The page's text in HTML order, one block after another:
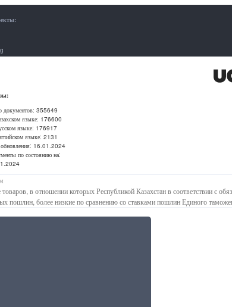
документов: 355649
языке: 176600
языке: 176917
языке: 2131
16.01.2024
по состоянию на:
в отношении которых Республикой Казахстан в соответствии с
пошлин, более низкие по сравнению со ставками пошлин Единого